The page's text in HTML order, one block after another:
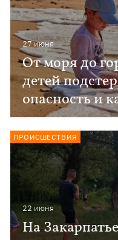
27 июня
От моря до
детей
опасность и
22 июня
На
ПРОИСШЕСТВИЯ